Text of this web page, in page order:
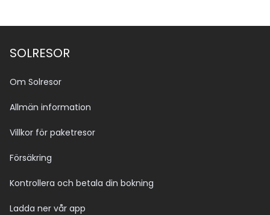
SOLRESOR
Om Solresor
Allmän information
Villkor för paketresor
Försäkring
Kontrollera och betala din bokning
Ladda ner vår app